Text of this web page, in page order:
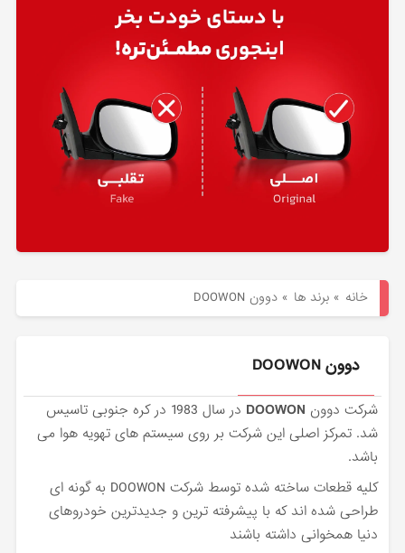
خانه »برند ها »دوون DOOWON
دوون DOOWON
شرکت دوون DOOWON
در سال 1983 در کره جنوبی تاسیس
شد. تمرکز اصلی این شرکت بر روی سیستم های تهویه هوا می
باشد.
کلیه قطعات ساخته شده توسط شرکت DOOWON به گونه ای
طراحی شده اند که با پیشرفته ترین و جدیدترین خودروهای
دنیا همخوانی داشته باشند